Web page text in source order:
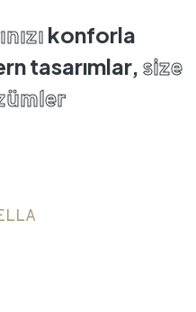
konforla
tasarımlar, size